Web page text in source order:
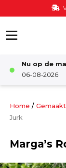
Ga naar de inhoud
Nu op de
06-08-2026
Home /
Jurk
Marga’s